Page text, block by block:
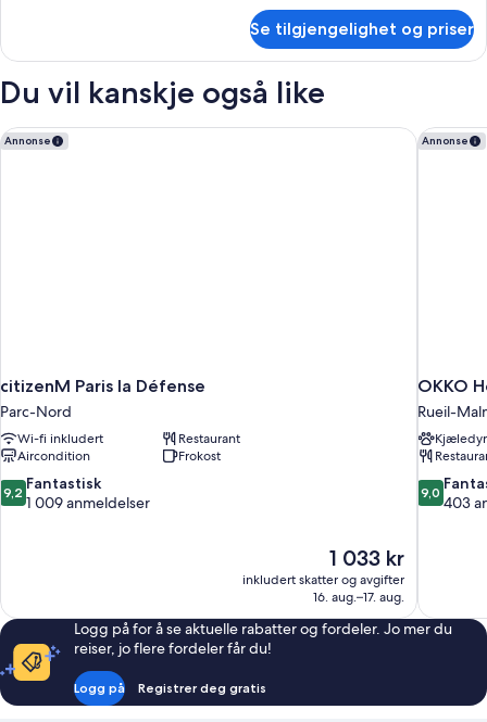
Se tilgjengelighet og priser
Du vil kanskje også like
Annonse
citizenM Paris la Défense
Parc-Nord
Wi-fi inkludert
Restaurant
Aircondition
Frokost
9.2
av
9,2 Fantastisk
1 009 anmeldelser
Prisen
er
1 033 kr
1 033 kr
inkludert skatter og avgifter
16. aug.–17. aug.
citizenM Paris la Défense Annonse
OKKO
Rueil-
9.0
av
9,0
403
OKKO
Logg på for å se aktuelle rabatter og fordeler. Jo mer du
reiser, jo flere fordeler får du!
Logg på Registrer deg gratis